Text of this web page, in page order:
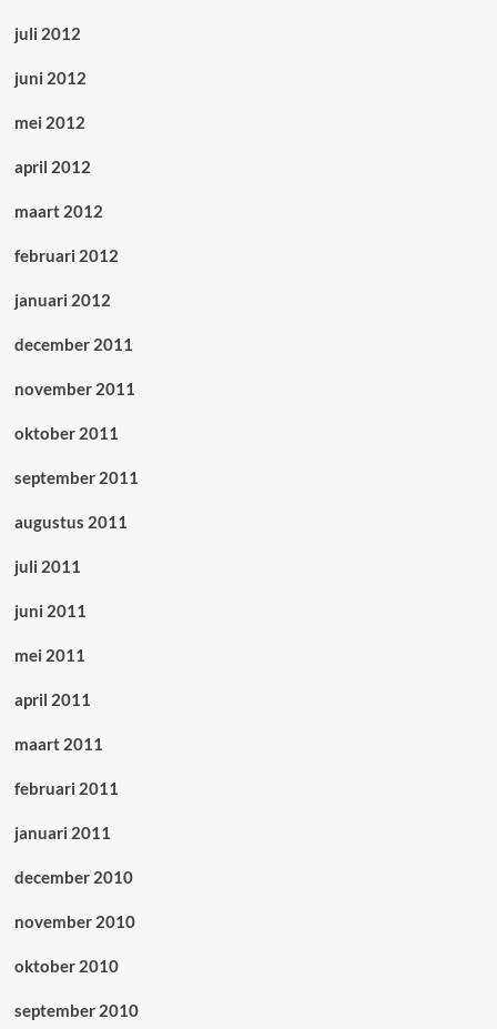
juli 2012
juni 2012
mei 2012
april 2012
maart 2012
februari 2012
januari 2012
december 2011
november 2011
oktober 2011
september 2011
augustus 2011
juli 2011
juni 2011
mei 2011
april 2011
maart 2011
februari 2011
januari 2011
december 2010
november 2010
oktober 2010
september 2010